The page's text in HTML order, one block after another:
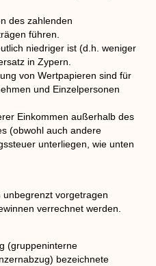
des zahlenden
führen.
niedriger ist (d.h. weniger
in Zypern.
von Wertpapieren sind für
und Einzelpersonen
Einkommen außerhalb des
(obwohl auch andere
unterliegen, wie unten
vorgetragen
verrechnet werden.
(gruppeninterne
bezeichnete